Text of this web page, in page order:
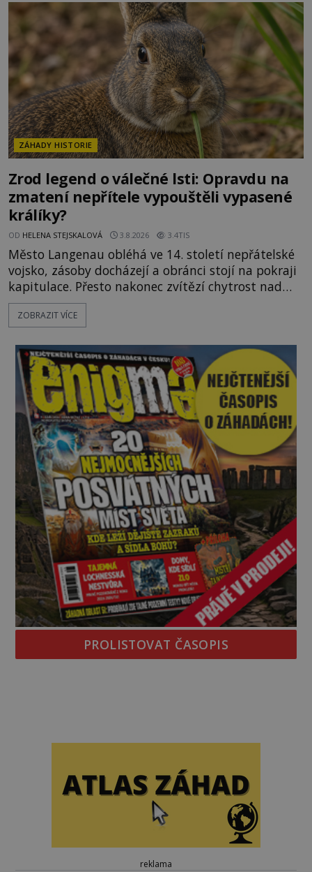
ztracených technologiích či tajemných
materiálech. Moderní metalurgie však ukazuje, že
skutečné vysvětlení je ješt
ZÁHADY HISTORIE
Zrod legend o válečné lsti: Opravdu na
zmatení nepřítele vypouštěli vypasené
králíky?
OD HELENA STEJSKALOVÁ 3.8.2026 3.4TIS
Město Langenau obléhá ve 14. století nepřátelské
vojsko, zásoby docházejí a obránci stojí na pokraji
kapitulace. Přesto nakonec zvítězí chytrost nad
hrubou silou. Podle staré německé legendy vypustí
obyvatelé za hradby dobře živeného králíka, aby
dost. Čas pracuje pro obléhatele. Ve městě ubývají
zásoby a každý den znamená další porci strádá
ZOBRAZIT VÍCE
PROLISTOVAT ČASOPIS
reklama